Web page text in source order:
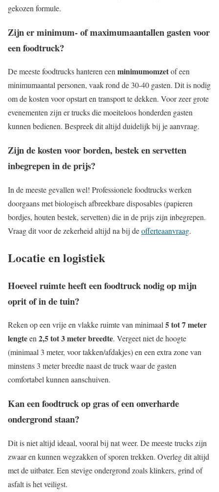
gekozen formule.
Zijn er minimum- of maximumaantallen gasten voor
een foodtruck?
De meeste foodtrucks hanteren eenminimumomzetof een
minimumaantal personen, vaak rond de 30-40 gasten. Dit is nodig
om de kosten voor opstart en transport te dekken. Voor zeer grote
evenementen zijn er trucks die moeiteloos honderden gasten
kunnen bedienen. Bespreek dit altijd duidelijk bij je aanvraag.
Zijn de kosten voor borden, bestek en servetten
inbegrepen in de prijs?
In de meeste gevallen wel! Professionele foodtrucks werken
doorgaans met biologisch afbreekbare disposables (papieren
bordjes, houten bestek, servetten) die in de prijs zijn inbegrepen.
Vraag dit voor de zekerheid altijd na bij deofferteaanvraag.
Locatie en logistiek
Hoeveel ruimte heeft een foodtruck nodig op mijn
oprit of in de tuin?
Reken op een vrije en vlakke ruimte van minimaal5 tot 7 meter
lengteen2,5 tot 3 meter breedte. Vergeet niet de hoogte
(minimaal 3 meter, voor takken/afdakjes) en een extra zone van
minstens 3 meter breedte naast de truck waar de gasten
comfortabel kunnen aanschuiven.
Kan een foodtruck op gras of een onverharde
ondergrond staan?
Dit is niet altijd ideaal, vooral bij nat weer. De meeste trucks zijn
zwaar en kunnen wegzakken of sporen trekken. Overleg dit altijd
met de uitbater. Een stevige ondergrond zoals klinkers, grind of
asfalt is het veiligst.